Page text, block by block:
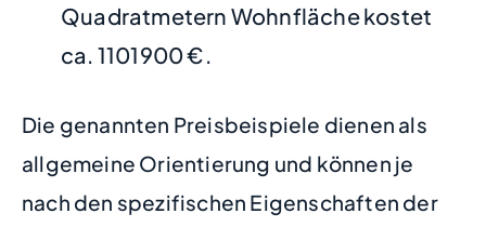
Quadratmetern Wohnfläche kostet
ca. 1101900 €.
Die genannten Preisbeispiele dienen als
allgemeine Orientierung und können je
nach den spezifischen Eigenschaften der